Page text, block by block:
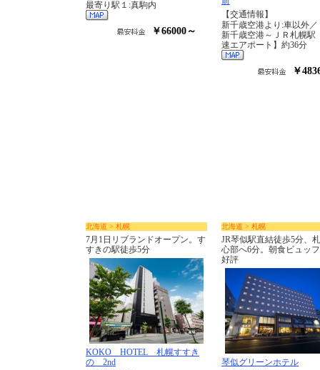
最寄り駅１:真駒内
￥66000～
【交通情報】
新千歳空港より:車以外／
新千歳空港～ＪＲ札幌
速エアポート】約36分
￥
北海道 > 札幌
7月1日リブランドオープン。す
すきの駅徒歩5分
KOKO HOTEL 札幌すすき
の 2nd
北海道 > 札幌
JR琴似駅直結徒歩5分、
心部へ6分。朝食ビュッ
好評
琴似グリーンホテル